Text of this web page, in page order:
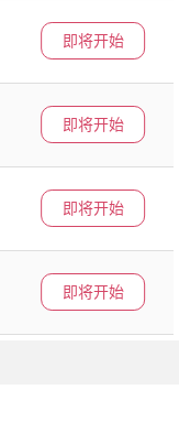
即将开始
即将开始
即将开始
即将开始